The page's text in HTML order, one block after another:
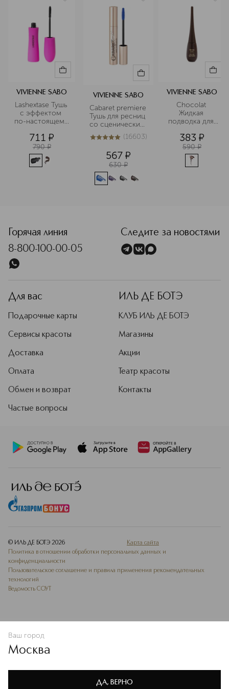
Политике конфиденциальности
VIVIENNE SABO
Lashextase Тушь
с эффектом
по-настоящему
объема
711 ¤
790 ¤
VIVIENNE SABO
Cabaret premiere
Тушь для ресниц
со сценическим
эффектом
5из 516603 (16603)
567 ¤
630 ¤
VIVIENNE SABO
Chocolat
Жидкая
подводка для
383 ¤
590 ¤
Горячая линия
8-800-100-00-05
Следите за новостями
Для вас
Подарочные карты
Сервисы красоты
Доставка
Оплата
Обмен и возврат
Частые вопросы
ИЛЬ ДЕ БОТЭ
КЛУБ ИЛЬ ДЕ БОТЭ
Магазины
Акции
Театр красоты
Контакты
© ИЛЬ ДЕ БОТЭ 2026
Карта сайта
Политика в отношении обработки персональных данных и
конфиденциальности
Пользовательское соглашение и правила применения рекомендательных
технологий
Ведомость СОУТ
Ваш город
Москва
ДА, ВЕРНО